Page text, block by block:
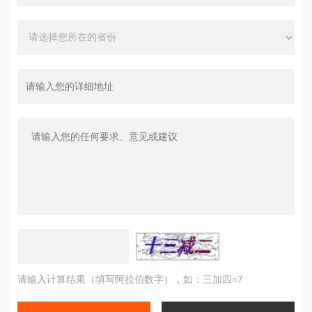
请输入计算结果（填写阿拉伯数字），如：三加四=7